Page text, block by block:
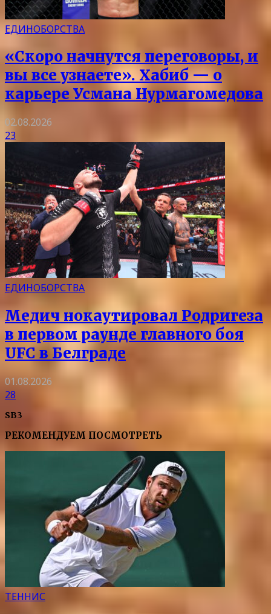
ЕДИНОБОРСТВА
«Скоро начнутся переговоры, и
вы все узнаете». Хабиб — о
карьере Усмана Нурмагомедова
02.08.2026
23
ЕДИНОБОРСТВА
Медич нокаутировал Родригеза
в первом раунде главного боя
UFC в Белграде
01.08.2026
28
SB3
РЕКОМЕНДУЕМ ПОСМОТРЕТЬ
ТЕННИС